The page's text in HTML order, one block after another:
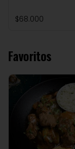
$68.000
Favoritos